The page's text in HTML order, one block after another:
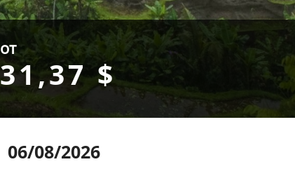
от
31,37 $
06/08/2026